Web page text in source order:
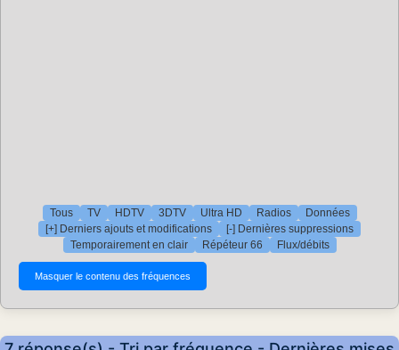
Tous TV HDTV 3DTV Ultra HD Radios
Données
[+] Derniers ajouts et modifications
[-] Dernières suppressions
Temporairement en clair
Répéteur 66 Flux/débits